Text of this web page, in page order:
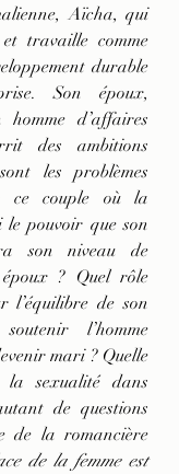
Aïcha, qui
travaille comme
durable
Son époux,
d’affaires
des ambitions
les problèmes
ce couple où la
le pouvoir que son
son niveau de
? Quel rôle
l’équilibre de son
l’homme
mari ? Quelle
sexualité dans
de questions
de la romancière
de la femme est